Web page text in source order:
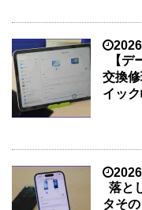
【
交換
イッ
落と
タそ